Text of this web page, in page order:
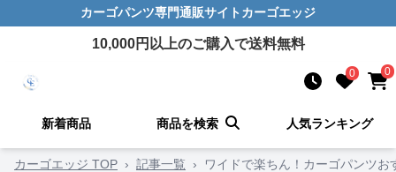
カーゴパンツ専門通販サイト カーゴエッジ
10,000円以上のご購入で送料無料
0 0
新着商品 商品を検索 人気ランキング
カーゴエッジ TOP › 記事一覧 › ワイドで楽ちん！カーゴパンツお